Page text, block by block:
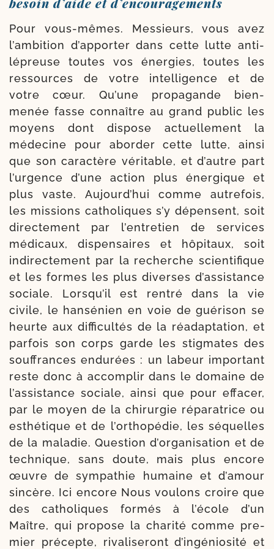
Pour vous-​mêmes. Messieurs, vous avez
l’am­bi­tion d’appor­ter dans cette lutte anti-​
lépreuse toutes vos éner­gies, toutes les
res­sources de votre intel­li­gence et de
votre cœur. Qu’une propa­gande bien-
menée fasse connaître au grand public les
moyens dont dis­pose actuel­le­ment la
méde­cine pour abor­der cette lutte, ain­si
que son carac­tère véri­table, et d’autre part
l’ur­gence d’une action plus éner­gique et
plus vaste. Aujourd’hui comme autre­fois,
les mis­sions catho­liques s’y dépensent, soit
direc­te­ment par l’en­tretien de ser­vices
médi­caux, dis­pen­saires et hôpi­taux, soit
indi­rectement par la recherche scien­ti­fique
et les formes les plus diverses d’as­sis­tance
sociale. Lorsqu’il est ren­tré dans la vie
civile, le han­sé­nien en voie de gué­ri­son se
heurte aux dif­fi­cul­tés de la réadap­ta­tion, et
par­fois son corps garde les stig­mates des
souf­frances endu­rées : un labeur impor­tant
reste donc à accom­plir dans le domaine de
l’as­sis­tance sociale, ain­si que pour effa­cer,
par le moyen de la chi­rur­gie répa­ra­trice ou
esthé­tique et de l’or­tho­pé­die, les séquelles
de la mala­die. Question d’orga­nisation et de
tech­nique, sans doute, mais plus encore
œuvre de sym­pa­thie humaine et d’a­mour
sin­cère. Ici encore Nous vou­lons croire que
des catho­liques for­més à l’é­cole d’un
Maître, qui pro­pose la cha­ri­té comme pre­
mier pré­cepte, riva­li­se­ront d’in­géniosité et